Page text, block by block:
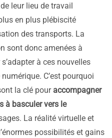
leur lieu de travail
en plus plébiscité
des transports. La
sont donc amenées à
à ces nouvelles
C’est pourquoi
la clé pour accompagner
à basculer vers le
La réalité virtuelle et
possibilités et gains